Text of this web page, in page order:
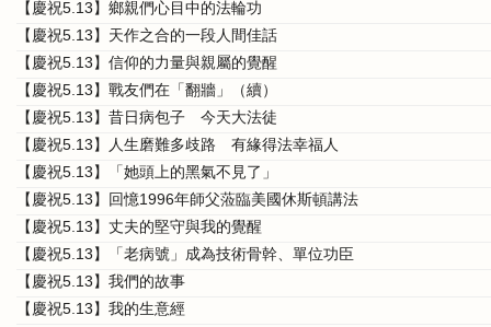
【慶祝5.13】鄉親們心目中的法輪功
【慶祝5.13】天作之合的一段人間佳話
【慶祝5.13】信仰的力量與親屬的覺醒
【慶祝5.13】戰友們在「翻牆」（續）
【慶祝5.13】昔日病包子 今天大法徒
【慶祝5.13】人生磨難多歧路 有緣得法幸福人
【慶祝5.13】「她頭上的黑氣不見了」
【慶祝5.13】回憶1996年師父蒞臨美國休斯頓講法
【慶祝5.13】丈夫的堅守與我的覺醒
【慶祝5.13】「老病號」成為技術骨幹、單位功臣
【慶祝5.13】我們的故事
【慶祝5.13】我的生意經